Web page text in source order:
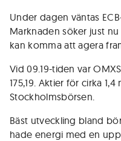
Under dagen väntas
Marknaden söker just
kan komma att agera
Vid 09.19-tiden var
175,19. Aktier för cirka
Stockholmsbörsen.
Bäst utveckling bland
hade energi med en